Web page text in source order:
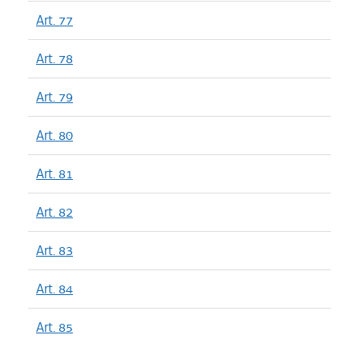
Art. 77
Art. 78
Art. 79
Art. 80
Art. 81
Art. 82
Art. 83
Art. 84
Art. 85